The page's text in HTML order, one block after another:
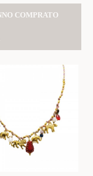
COMPRATO